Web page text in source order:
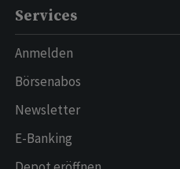
Services
Anmelden
Börsenabos
Newsletter
E-Banking